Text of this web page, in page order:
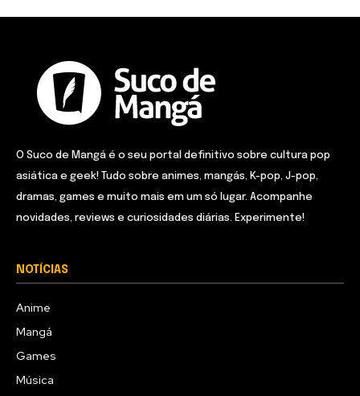
O Suco de Mangá é o seu portal definitivo sobre cultura pop
asiática e geek! Tudo sobre animes, mangás, K-pop, J-pop,
dramas, games e muito mais em um só lugar. Acompanhe
novidades, reviews e curiosidades diárias. Experimente!
NOTÍCIAS
Anime
Mangá
Games
Música